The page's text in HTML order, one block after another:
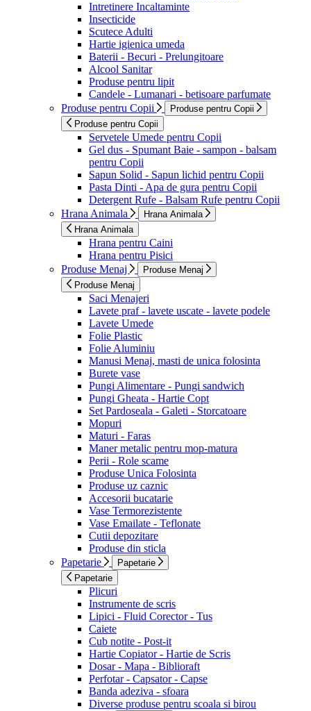
Intretinere Incaltaminte
Insecticide
Scutece Adulti
Hartie igienica umeda
Baterii - Becuri - Prelungitoare
Alcool Sanitar
Produse pentru lipit
Candele - Lumanari - betisoare parfumate
Produse pentru Copii
Produse pentru Copii
Produse pentru Copii
Servetele Umede pentru Copii
Gel dus - Spumant Baie - sampon - balsam
pentru Copii
Sapun Solid - Sapun lichid pentru Copii
Pasta Dinti - Apa de gura pentru Copii
Detergent Rufe - Balsam Rufe pentru Copii
Hrana Animala
Hrana Animala
Hrana Animala
Hrana pentru Caini
Hrana pentru Pisici
Produse Menaj
Produse Menaj
Produse Menaj
Saci Menajeri
Lavete praf - lavete uscate - lavete podele
Lavete Umede
Folie Plastic
Folie Aluminiu
Manusi Menaj, masti de unica folosinta
Burete vase
Pungi Alimentare - Pungi sandwich
Pungi Gheata - Hartie Copt
Set Pardoseala - Galeti - Storcatoare
Mopuri
Maturi - Faras
Maner metalic pentru mop-matura
Perii - Role scame
Produse Unica Folosinta
Produse uz caznic
Accesorii bucatarie
Vase Termorezistente
Vase Emailate - Teflonate
Cutii depozitare
Produse din sticla
Papetarie
Papetarie
Papetarie
Plicuri
Instrumente de scris
Lipici - Fluid Corector - Tus
Caiete
Cub notite - Post-it
Hartie Copiator - Hartie de Scris
Dosar - Mapa - Biblioraft
Perfotar - Capsator - Capse
Banda adeziva - sfoara
Diverse produse pentru scoala si birou